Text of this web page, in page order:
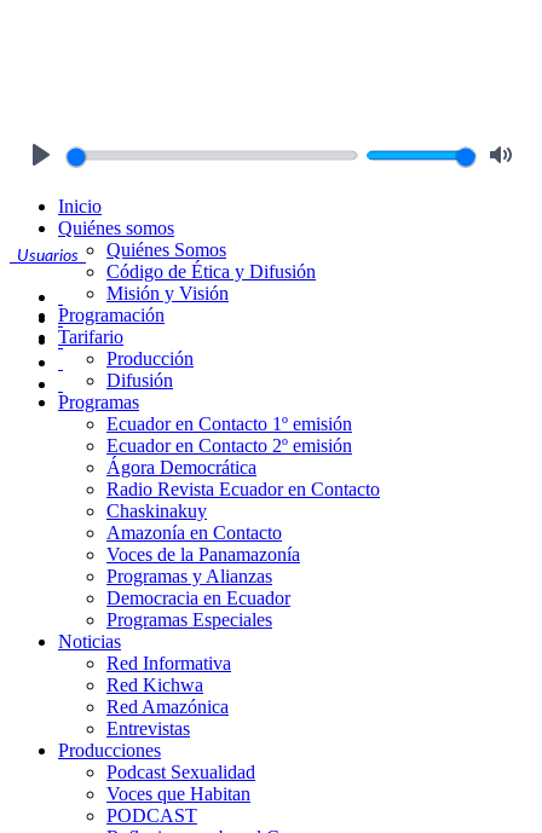
Usuarios
Inicio
Quiénes somos
Quiénes Somos
Código de Ética y Difusión
Misión y Visión
Programación
Tarifario
Producción
Difusión
Programas
Ecuador en Contacto 1º emisión
Ecuador en Contacto 2º emisión
Ágora Democrática
Radio Revista Ecuador en Contacto
Chaskinakuy
Amazonía en Contacto
Voces de la Panamazonía
Programas y Alianzas
Democracia en Ecuador
Programas Especiales
Noticias
Red Informativa
Red Kichwa
Red Amazónica
Entrevistas
Producciones
Podcast Sexualidad
Voces que Habitan
PODCAST